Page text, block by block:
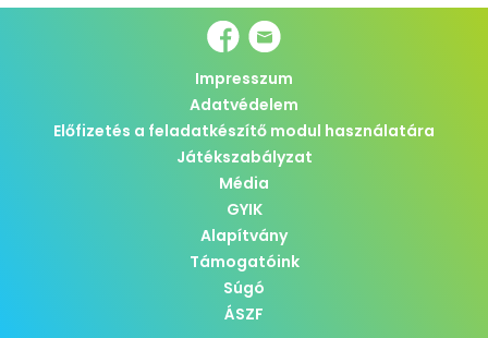
Impresszum
Adatvédelem
Előfizetés a feladatkészítő modul használatára
Játékszabályzat
Média
GYIK
Alapítvány
Támogatóink
Súgó
ÁSZF